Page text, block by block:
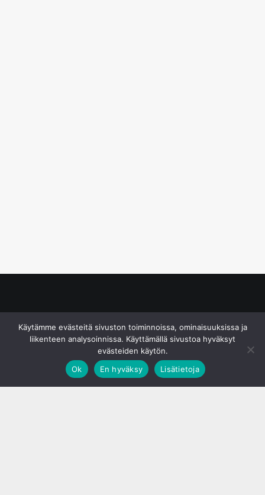
Käytämme evästeitä sivuston toiminnoissa, ominaisuuksissa ja
liikenteen analysoinnissa. Käyttämällä sivustoa hyväksyt
evästeiden käytön.
Ok
En hyväksy Lisätietoja